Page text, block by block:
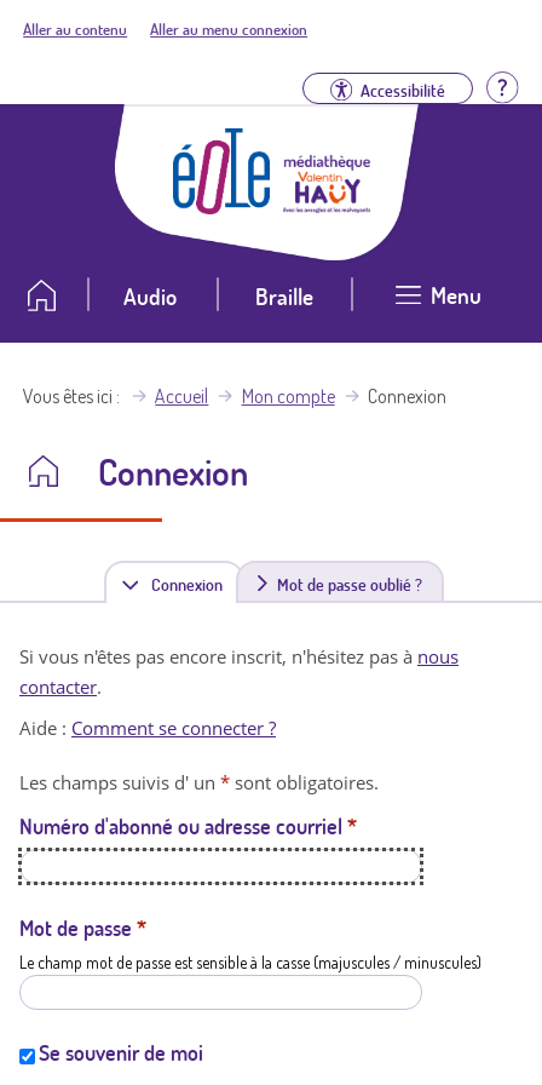
Aller au contenu Aller au menu connexion
Accessibilité
Audio Braille Menu
Vous êtes ici Accueil Mon compte Connexion
Connexion
Connexion(
n
t
a
t
i
Mot de passe oublié ?
Si vous n'êtes pas encore inscrit, n'hésitez pas à nous
contacter.
Aide : Comment se connecter ?
Les champs suivis d' un * sont obligatoires.
Numéro d'abonné ou adresse courriel *
Mot de passe *
Le champ mot de passe est sensible à la casse (majuscules / minuscules)
Se souvenir de moi